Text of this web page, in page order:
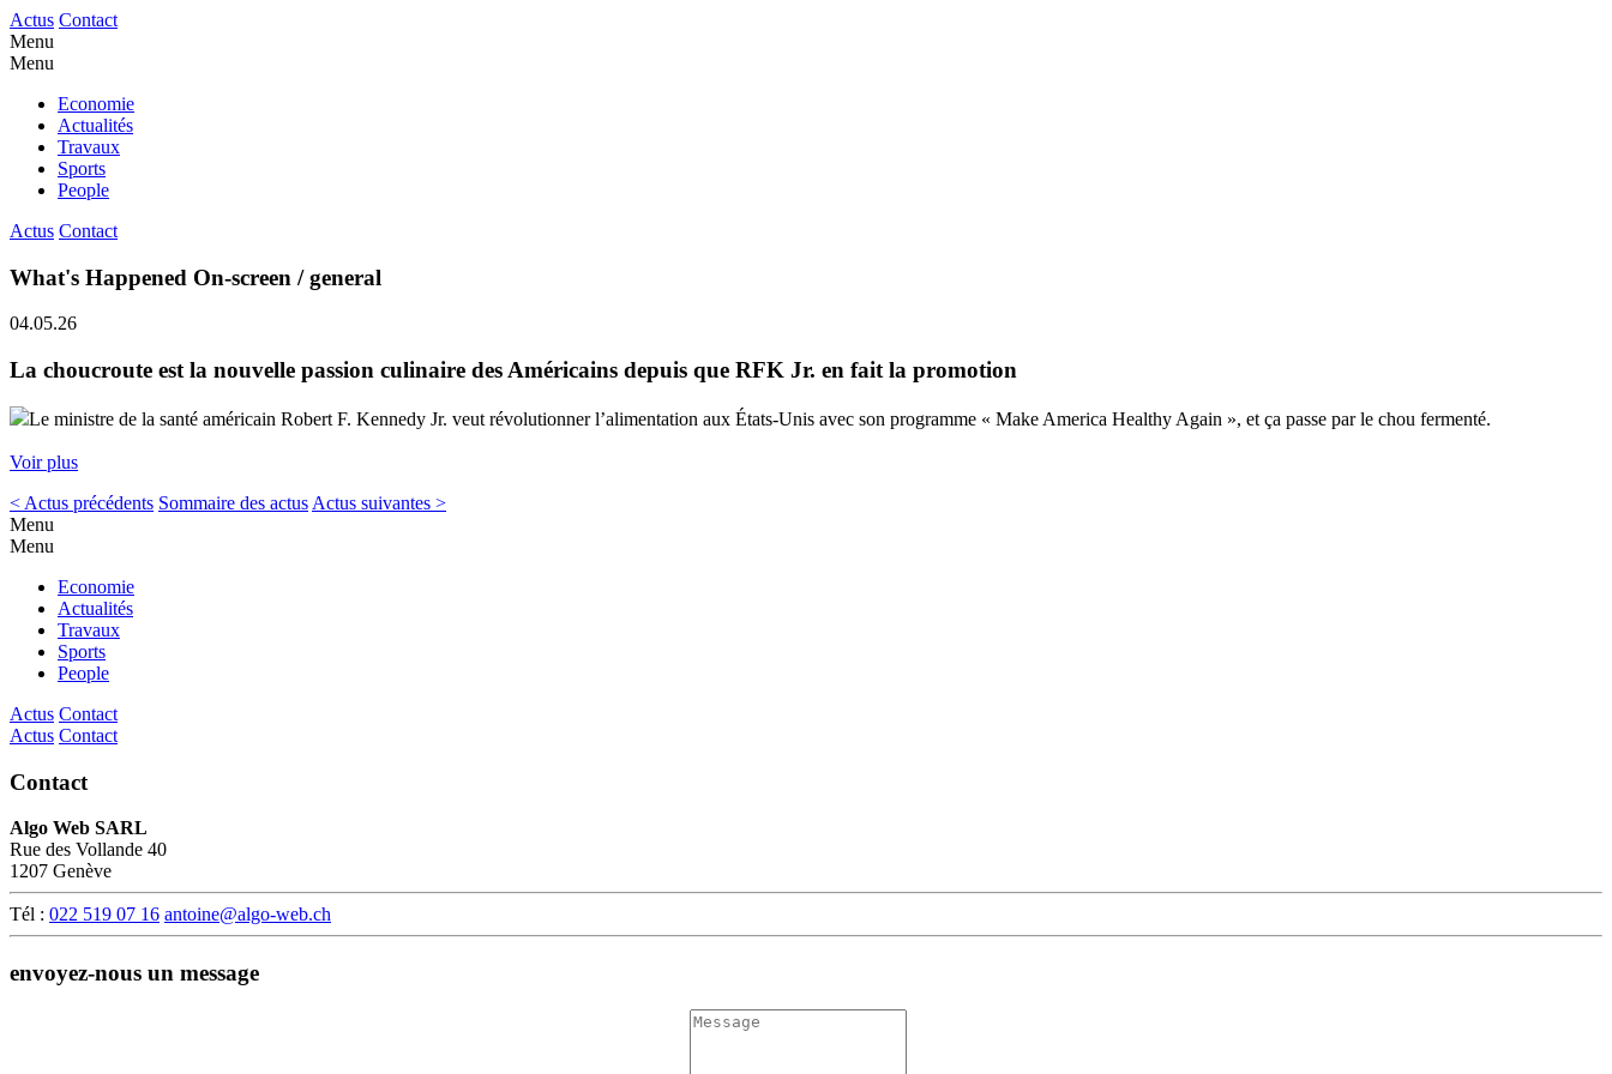
Actus Contact
Menu
Menu
Economie
Actualités
Travaux
Sports
People
Actus Contact
What's Happened On-screen / general
04.05.26
La choucroute est la nouvelle passion culinaire des Américains depuis que RFK Jr. en fait la promotion
Le ministre de la santé américain Robert F. Kennedy Jr. veut révolutionner l’alimentation aux États-Unis avec son programme « Make America Healthy Again », et ça passe par le chou fermenté.
Voir plus
< Actus précédents Sommaire des actus Actus suivantes >
Menu
Menu
Economie
Actualités
Travaux
Sports
People
Actus Contact
Actus Contact
Contact
Algo Web SARL
Rue des Vollande 40
1207 Genève
Tél : 022 519 07 16 antoine@algo-web.ch
envoyez-nous un message